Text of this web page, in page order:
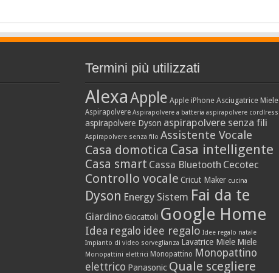
Termini più utilizzati
AlexaApple Apple iPhone Asciugatrice Miele
Aspirapolvere Aspirapolvere a batteria aspirapolvere cordlress
aspirapolvere Dyson aspirapolvere senza fili
Aspirapolvere senza filo Assistente Vocale
Casa domotica Casa intelligente
Casa smart Cassa Bluetooth Cecotec
Controllo vocale Cricut Maker cucina
Dyson Energy Sistem Fai da te
Giardino Giocattoli Google Home
Idea regalo idee regalo Idee regalo natale
Impianto di video sorveglianza Lavatrice Miele Miele
Monopattini elettrici Monopattino Monopattino
elettrico Panasonic Quale scegliere